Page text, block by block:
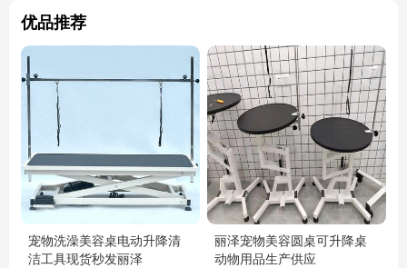
优品推荐
宠物洗澡美容桌电动升降清
洁工具现货秒发丽泽
丽泽宠物美容圆桌可升降桌
动物用品生产供应